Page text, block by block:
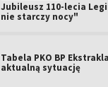
Jubileusz 110-lecia
nie starczy nocy"
Tabela PKO BP
aktualną sytuację